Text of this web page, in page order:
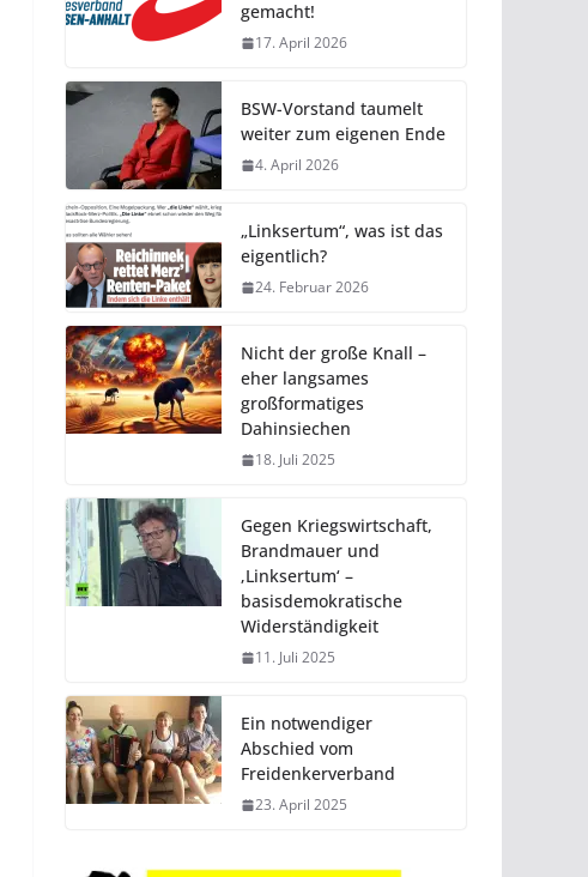
gemacht!
17. April 2026
BSW-Vorstand taumelt
weiter zum eigenen Ende
4. April 2026
„Linksertum“, was ist das
eigentlich?
24. Februar 2026
Nicht der große Knall –
eher langsames
großformatiges
Dahinsiechen
18. Juli 2025
Gegen Kriegswirtschaft,
Brandmauer und
‚Linksertum‘ –
basisdemokratische
Widerständigkeit
11. Juli 2025
Ein notwendiger
Abschied vom
Freidenkerverband
23. April 2025